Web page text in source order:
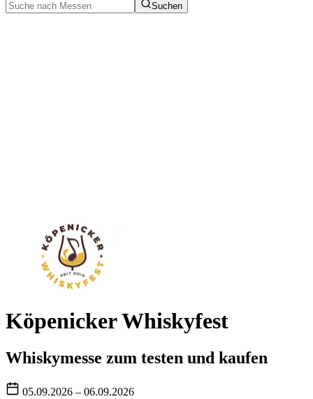
Suchen
Köpenicker Whiskyfest
Whiskymesse zum testen und kaufen
05.09.2026 – 06.09.2026